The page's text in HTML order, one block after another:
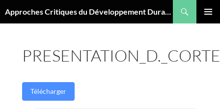
au
Approches Critiques du Développement Durable
Télécharger